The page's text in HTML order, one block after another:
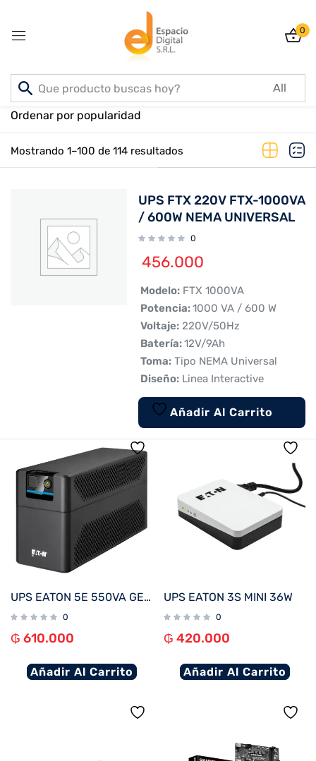
0
Inicio PRODUCTOS
Mostrando 1–100 de 114 resultados
Ordenar por popularidad
UPS FTX 220V FTX-1000VA
/ 600W NEMA UNIVERSAL
0
456.000
 Modelo:FTX 1000VA
 Potencia:1000 VA / 600 W
 Voltaje:220V/50Hz
 Batería:12V/9Ah
Toma:Tipo NEMA Universal
 Diseño:Linea Interactive
Añadir Al Carrito
UPS EATON 5E 550VA GEN 2
0
₲ 610.000
Añadir Al Carrito
UPS EATON 3S MINI 36W
0
₲ 420.000
Añadir Al Carrito
Sign in
Remember me
Log In
Create an account